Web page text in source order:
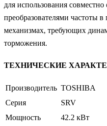
для использования совместно
преобразователями частоты
механизмах, требующих
торможения.
ТЕХНИЧЕСКИЕ
Производитель TOSHIBA
Серия
SRV
Мощность
42.2 кВт